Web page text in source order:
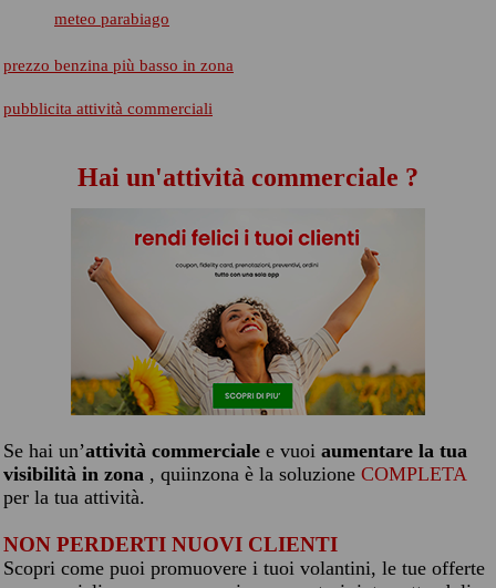
meteo parabiago
prezzo benzina più basso in zona
pubblicita attività commerciali
Hai un'attività commerciale ?
Se hai un’attività commerciale e vuoi aumentare la tua
visibilità in zona , quiinzona è la soluzione COMPLETA
per la tua attività.
NON PERDERTI NUOVI CLIENTI
Scopri come puoi promuovere i tuoi volantini, le tue offerte